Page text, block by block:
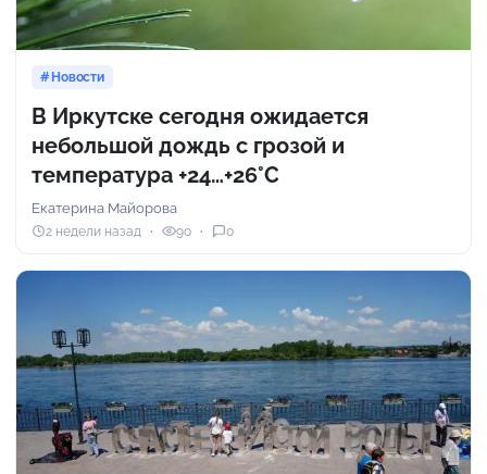
Новости
В Иркутске сегодня ожидается
небольшой дождь с грозой и
температура +24…+26°C
Екатерина Майорова
2 недели назад 90 0